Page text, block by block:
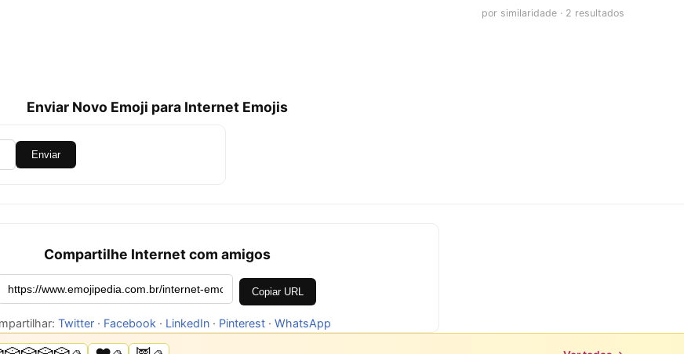
por similaridade · 2 resultados
Enviar Novo Emoji para Internet Emojis
Enviar
Compartilhe Internet com amigos
Copiar URL
Twitter· Facebook · LinkedIn· Pinterest· WhatsApp